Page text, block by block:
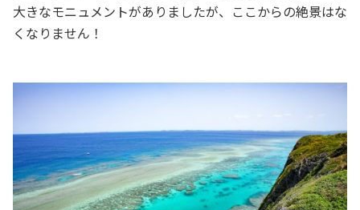
大きなモニュメントがありましたが、ここからの絶景はな
くなりません！